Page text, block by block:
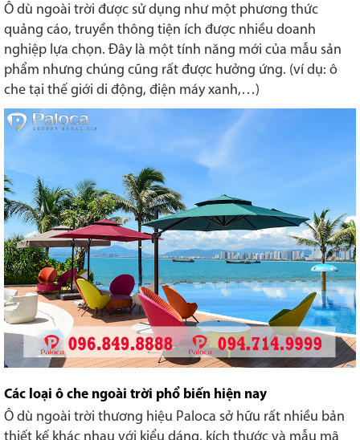
Ô dù ngoài trời được sử dụng như một phương thức
quảng cáo, truyền thông tiện ích được nhiều doanh
nghiệp lựa chọn. Đây là một tính năng mới của mẫu sản
phẩm nhưng chúng cũng rất được hưởng ứng. (ví dụ: ô
che tại thế giới di động, điện máy xanh,…)
Các loại ô che ngoài trời phổ biến hiện nay
Ô dù ngoài trời thương hiệu Paloca sở hữu rất nhiều bản